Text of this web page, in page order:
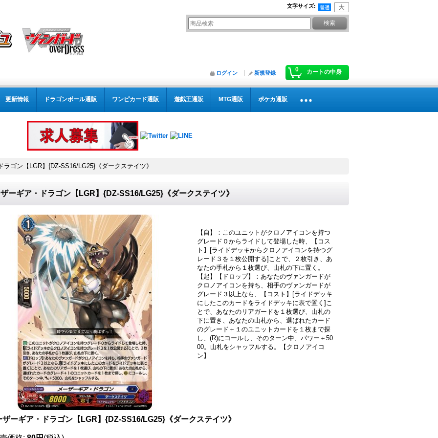
文字サイズ:
0 カートの中身
ログイン 新規登録
更新情報 ドラゴンボール通販 ワンピカード通販 遊戯王通販 MTG通販 ポケカ通販
ラゴン【LGR】{DZ-SS16/LG25}《ダークステイツ》
ーギア・ドラゴン【LGR】{DZ-SS16/LG25}《ダークステイツ》
【自】：このユニットがクロノアイコンを持つ
グレード０からライドして登場した時、【コス
ト】[ライドデッキからクロノアイコンを持つグ
レード３を１枚公開する]ことで、２枚引き、あ
なたの手札から１枚選び、山札の下に置く。
【起】【ドロップ】：あなたのヴァンガードが
クロノアイコンを持ち、相手のヴァンガードが
グレード３以上なら、【コスト】[ライドデッキ
にしたこのカードをライドデッキに表で置く]こ
とで、あなたのリアガードを１枚選び、山札の
下に置き、あなたの山札から、選ばれたカード
のグレード＋１のユニットカードを１枚まで探
し、(R)にコールし、そのターン中、パワー＋50
00。山札をシャッフルする。【クロノアイコ
ン】
ザーギア・ドラゴン【LGR】{DZ-SS16/LG25}《ダークステイツ》